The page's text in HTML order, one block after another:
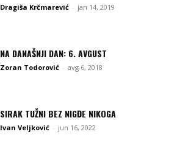
Dragiša Krčmarević - jan 14, 2019
NA DANAŠNJI DAN: 6. AVGUST
Zoran Todorović - avg 6, 2018
SIRAK TUŽNI BEZ NIGĐE NIKOGA
Ivan Veljković - jun 16, 2022